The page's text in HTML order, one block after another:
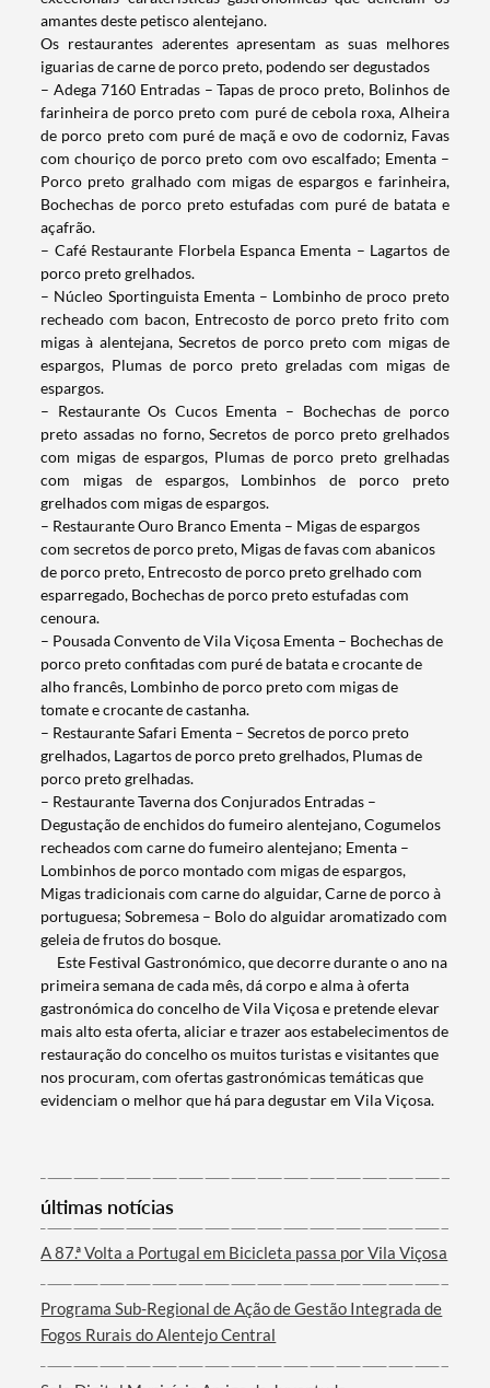
Termo de Pesquisa
Categorias gerais
Filtros
amantes deste petisco alentejano.
Os restaurantes aderentes apresentam as suas melhores
iguarias de carne de porco preto, podendo ser degustados
– Adega 7160 Entradas – Tapas de proco preto, Bolinhos de
farinheira de porco preto com puré de cebola roxa, Alheira
de porco preto com puré de maçã e ovo de codorniz, Favas
com chouriço de porco preto com ovo escalfado; Ementa –
Porco preto gralhado com migas de espargos e farinheira,
Bochechas de porco preto estufadas com puré de batata e
açafrão.
– Café Restaurante Florbela Espanca Ementa – Lagartos de
porco preto grelhados.
– Núcleo Sportinguista Ementa – Lombinho de proco preto
recheado com bacon, Entrecosto de porco preto frito com
migas à alentejana, Secretos de porco preto com migas de
espargos, Plumas de porco preto greladas com migas de
espargos.
– Restaurante Os Cucos Ementa – Bochechas de porco
preto assadas no forno, Secretos de porco preto grelhados
com migas de espargos, Plumas de porco preto grelhadas
com migas de espargos, Lombinhos de porco preto
grelhados com migas de espargos.
– Restaurante Ouro Branco Ementa – Migas de espargos
com secretos de porco preto, Migas de favas com abanicos
de porco preto, Entrecosto de porco preto grelhado com
esparregado, Bochechas de porco preto estufadas com
cenoura.
– Pousada Convento de Vila Viçosa Ementa – Bochechas de
porco preto confitadas com puré de batata e crocante de
alho francês, Lombinho de porco preto com migas de
tomate e crocante de castanha.
– Restaurante Safari Ementa – Secretos de porco preto
grelhados, Lagartos de porco preto grelhados, Plumas de
porco preto grelhadas.
– Restaurante Taverna dos Conjurados Entradas –
Degustação de enchidos do fumeiro alentejano, Cogumelos
recheados com carne do fumeiro alentejano; Ementa –
Lombinhos de porco montado com migas de espargos,
Migas tradicionais com carne do alguidar, Carne de porco à
portuguesa; Sobremesa – Bolo do alguidar aromatizado com
geleia de frutos do bosque.
Este Festival Gastronómico, que decorre durante o ano na
primeira semana de cada mês, dá corpo e alma à oferta
gastronómica do concelho de Vila Viçosa e pretende elevar
mais alto esta oferta, aliciar e trazer aos estabelecimentos de
restauração do concelho os muitos turistas e visitantes que
nos procuram, com ofertas gastronómicas temáticas que
evidenciam o melhor que há para degustar em Vila Viçosa.
últimas notícias
A 87.ª Volta a Portugal em Bicicleta passa por Vila Viçosa
Programa Sub-Regional de Ação de Gestão Integrada de
Fogos Rurais do Alentejo Central